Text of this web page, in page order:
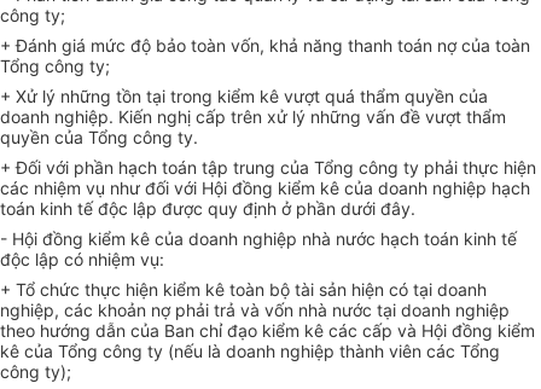
công ty;
+ Đánh giá mức độ bảo toàn vốn, khả năng thanh toán nợ của toàn
Tổng công ty;
+ Xử lý những tồn tại trong kiểm kê vượt quá thẩm quyền của
doanh nghiệp. Kiến nghị cấp trên xử lý những vấn đề vượt thẩm
quyền của Tổng công ty.
+ Đối với phần hạch toán tập trung của Tổng công ty phải thực hiện
các nhiệm vụ như đối với Hội đồng kiểm kê của doanh nghiệp hạch
toán kinh tế độc lập được quy định ở phần dưới đây.
- Hội đồng kiểm kê của doanh nghiệp nhà nước hạch toán kinh tế
độc lập có nhiệm vụ:
+ Tổ chức thực hiện kiểm kê toàn bộ tài sản hiện có tại doanh
nghiệp, các khoản nợ phải trả và vốn nhà nước tại doanh nghiệp
theo hướng dẫn của Ban chỉ đạo kiểm kê các cấp và Hội đồng kiểm
kê của Tổng công ty (nếu là doanh nghiệp thành viên các Tổng
công ty);